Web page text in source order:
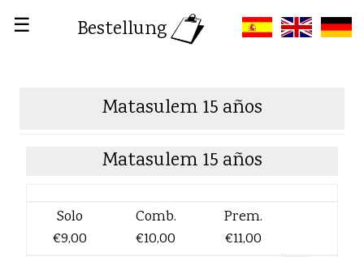
☰ Bestellung
Matasulem 15 años
Matasulem 15 años
Solo
€9,00
Comb.
€10,00
Prem.
€11,00